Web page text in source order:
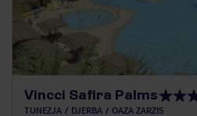
Vincci Safira Palms
TUNEZJA DJERBA OAZA ZARZIS